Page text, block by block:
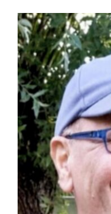
Décès
Jean-
(10/08/